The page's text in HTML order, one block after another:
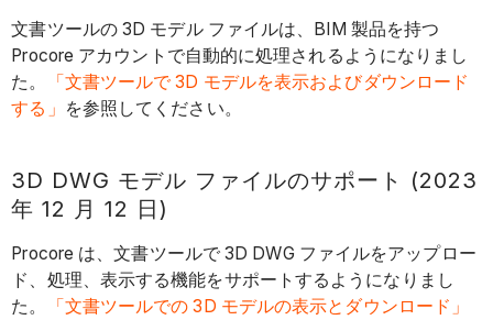
文書ツールの 3D モデル ファイルは、BIM 製品を持つ
Procore アカウントで自動的に処理されるようになりまし
た。
「文書ツールで 3D モデルを表示およびダウンロード
する」 を参照してください。
3D DWG モデル ファイルのサポート (2023
年 12 月 12 日)
Procore は、文書ツールで 3D DWG ファイルをアップロー
ド、処理、表示する機能をサポートするようになりまし
た。
「文書ツールでの 3D モデルの表示とダウンロード」